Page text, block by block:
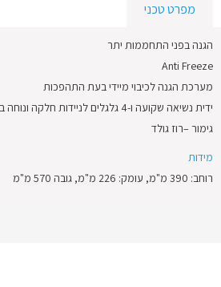
מפרט טכני
הגנה בפני התחממות יתר
Anti Freeze
מערכת הגנה לכיבוי מיידי בעת התהפכות
ידית נשיאה שקועה ו-4 גלגלים לניידות חלקה ונוחה במיוחד
גימור –רוז גולד
מידות
רוחב: 390 מ"מ, עומק: 226 מ"מ, גובה 570 מ"מ